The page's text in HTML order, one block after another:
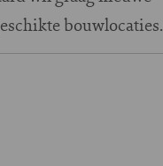
bouwlocaties.